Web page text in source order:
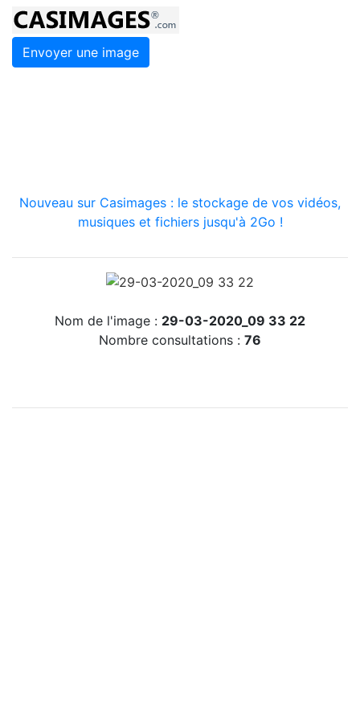
Envoyer une image
Nouveau sur Casimages : le stockage de vos vidéos,
musiques et fichiers jusqu'à 2Go !
Nom de l'image : 29-03-2020_09 33 22
Nombre consultations : 76